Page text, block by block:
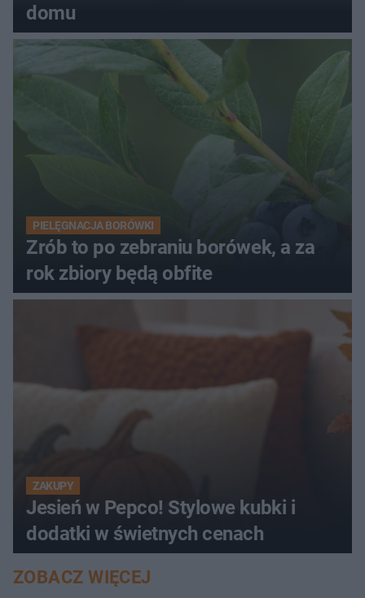
domu
PIELĘGNACJA BORÓWKI
Zrób to po zebraniu borówek, a za
rok zbiory będą obfite
ZAKUPY
Jesień w Pepco! Stylowe kubki i
dodatki w świetnych cenach
ZOBACZ WIĘCEJ